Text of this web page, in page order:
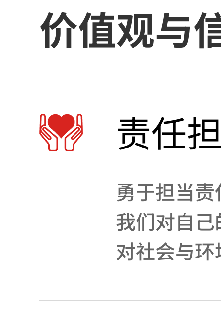
价值观与
责任
勇于担当
我们对自
对社会与